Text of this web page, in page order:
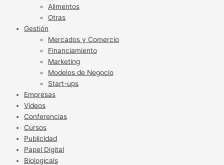
Alimentos
Otras
Gestión
Mercados y Comercio
Financiamiento
Marketing
Modelos de Negocio
Start-ups
Empresas
Videos
Conferencias
Cursos
Publicidad
Papel Digital
Biologicals